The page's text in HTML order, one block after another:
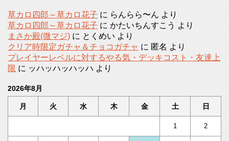
草カロ四郎～草カロ花子 に らんらら〜ん より
草カロ四郎～草カロ花子 に かたいちんすこう より
まさか殿(微マジ) に とくめい より
クリア時限定ガチャ＆チョコガチャ に 匿名 より
プレイヤーレベルに対するやる気・デッキコスト・友達上
限 に ッハッハッハッハ より
2026年8月
月 火 水 木 金 土 日
1 2